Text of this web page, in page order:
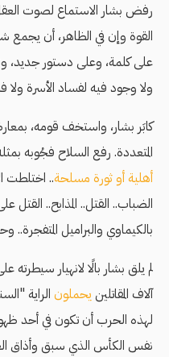
رفض بشار الاستماع لصوت
القوة وإن في الظاهر، أن يجمع
على كلمة، وعلى دستور جديد،
ولا وجود فيه لفساد الأسرة ولا
كابَر بشار، واستخف قومه،
المتعددة. رفع السلاح فجُوبه
أهلية أو ثورة مسلحة.. اختلطت
الضباب.. القتل.. المذابح..
بالكيماوي والبراميل المتفجرة..
لم يلق بشار بالًا لانهيار سيطرته
آلاف المقاتلين يحملون الراية
لهذه الحرب أن تكون في أحد
نفس الكأس الذي سبق وأذاق